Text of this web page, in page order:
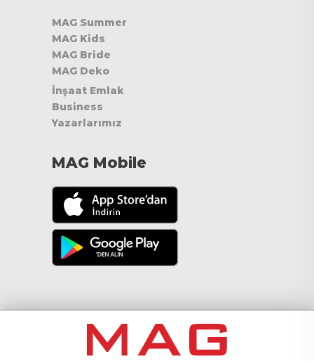
MAG Summer
MAG Kids
MAG Bride
MAG Deko
İnşaat Emlak
Business
Yazarlarımız
MAG Mobile